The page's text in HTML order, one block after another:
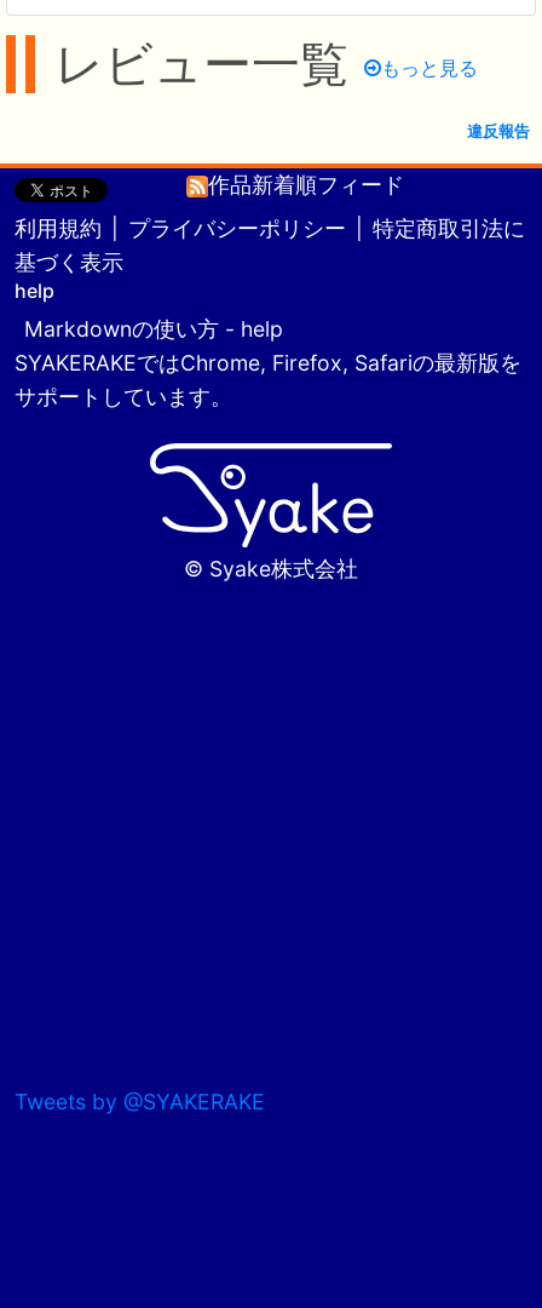
レビュー一覧 もっと見る
違反報告
作品新着順フィード
利用規約
プライバシーポリシー
特定商取引法に
基づく表示
help
Markdownの使い方 - help
SYAKERAKEではChrome, Firefox, Safariの最新版を
サポートしています。
© Syake株式会社
Tweets by @SYAKERAKE